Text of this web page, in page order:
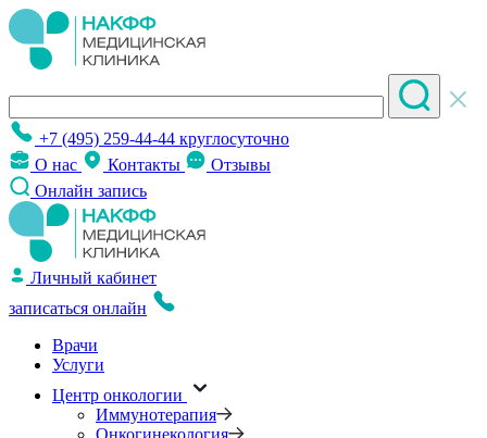
+7 (495) 259-44-44 круглосуточно
О нас
Контакты
Отзывы
Онлайн запись
Личный кабинет
записаться онлайн
Врачи
Услуги
Центр онкологии
Иммунотерапия
Онкогинекология